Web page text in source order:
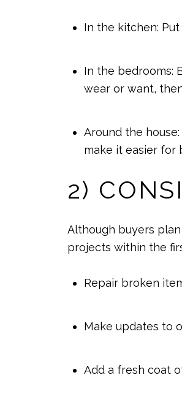
In the kitchen:
In the bedrooms:
wear or want,
Around the
make it easier for
2)
Although buyers
projects within the
Repair broken
Make updates to
Add a fresh coat